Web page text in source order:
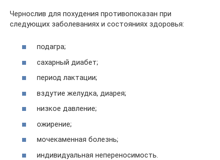
Чернослив для похудения противопоказан при
следующих заболеваниях и состояниях здоровья:
подагра;
сахарный диабет;
период лактации;
вздутие желудка, диарея;
низкое давление;
ожирение;
мочекаменная болезнь;
индивидуальная непереносимость.